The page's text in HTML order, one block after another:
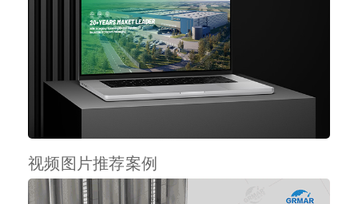
视频图片推荐案例